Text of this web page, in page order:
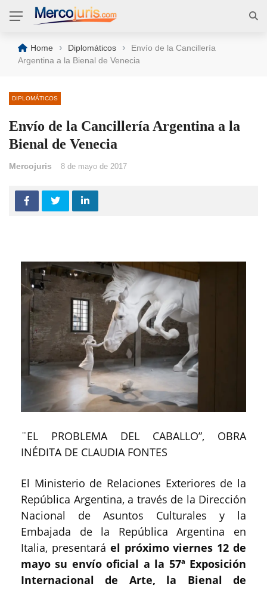
Home › Diplomáticos ›
Envío de la Cancillería
Argentina a la Bienal de Venecia
DIPLOMÁTICOS
Envío de la Cancillería Argentina a la
Bienal de Venecia
Mercojuris 8 de mayo de 2017
¨EL PROBLEMA DEL CABALLO”, OBRA
INÉDITA DE CLAUDIA FONTES
El Ministerio de Relaciones Exteriores de la
República Argentina, a través de la Dirección
Nacional de Asuntos Culturales y la
Embajada de la República Argentina en
Italia, presentará el próximo viernes 12 de
mayo su envío oficial a la 57ª Exposición
Internacional de Arte, la Bienal de